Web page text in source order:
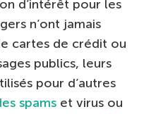
d’intérêt pour les
n’ont jamais
cartes de crédit ou
publics, leurs
pour d’autres
spams et virus ou